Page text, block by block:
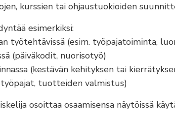
kurssien tai ohjaustuokioiden
esimerkiksi:
työtehtävissä (esim. työpajatoiminta,
(päiväkodit, nuorisotyö)
(kestävän kehityksen tai
tuotteiden valmistus)
osoittaa osaamisensa näytöissä